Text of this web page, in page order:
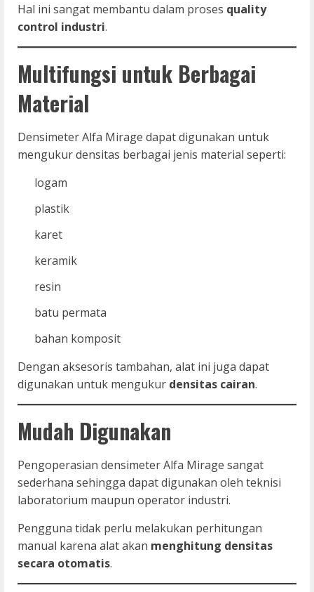
Hal ini sangat membantu dalam proses quality
control industri.
Multifungsi untuk Berbagai
Material
Densimeter Alfa Mirage dapat digunakan untuk
mengukur densitas berbagai jenis material seperti:
logam
plastik
karet
keramik
resin
batu permata
bahan komposit
Dengan aksesoris tambahan, alat ini juga dapat
digunakan untuk mengukur densitas cairan.
Mudah Digunakan
Pengoperasian densimeter Alfa Mirage sangat
sederhana sehingga dapat digunakan oleh teknisi
laboratorium maupun operator industri.
Pengguna tidak perlu melakukan perhitungan
manual karena alat akan menghitung densitas
secara otomatis.